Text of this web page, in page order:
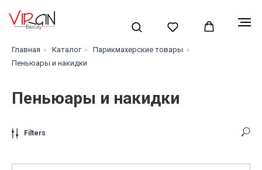
Главная » Каталог » Парикмахерские товары »
Пеньюары и накидки
Пеньюары и накидки
Filters